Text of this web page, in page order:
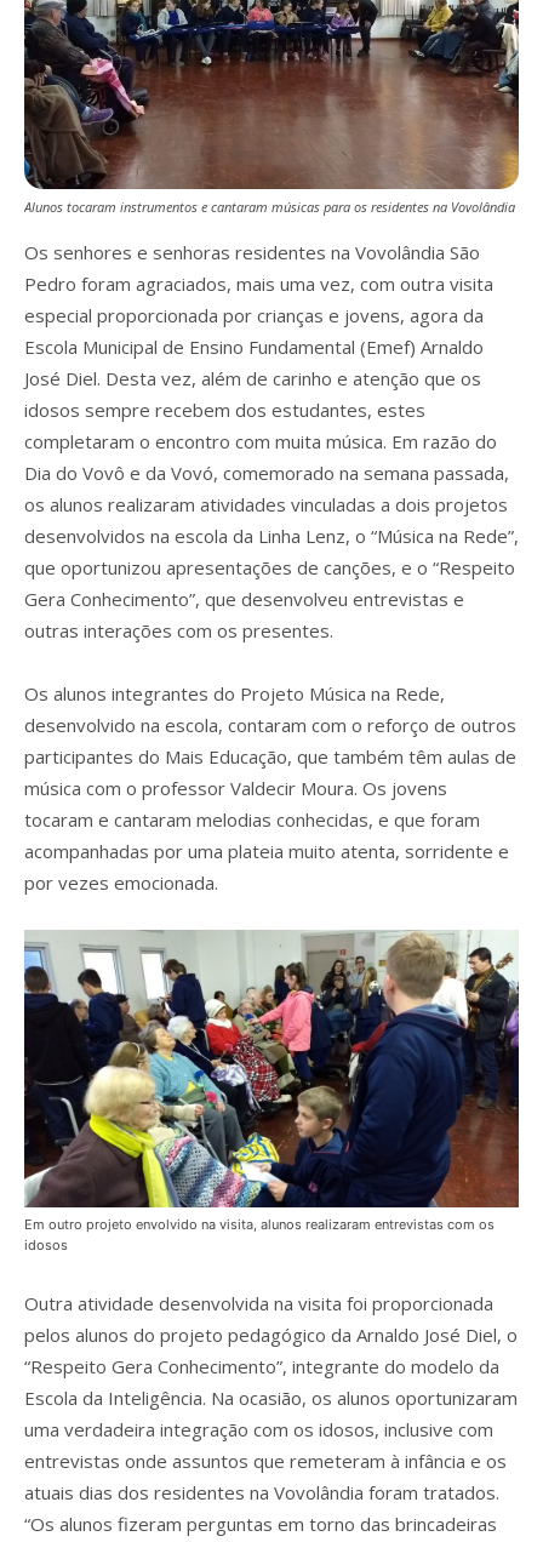
Alunos tocaram instrumentos e cantaram músicas para os residentes na Vovolândia
Os senhores e senhoras residentes na Vovolândia São
Pedro foram agraciados, mais uma vez, com outra visita
especial proporcionada por crianças e jovens, agora da
Escola Municipal de Ensino Fundamental (Emef) Arnaldo
José Diel. Desta vez, além de carinho e atenção que os
idosos sempre recebem dos estudantes, estes
completaram o encontro com muita música. Em razão do
Dia do Vovô e da Vovó, comemorado na semana passada,
os alunos realizaram atividades vinculadas a dois projetos
desenvolvidos na escola da Linha Lenz, o “Música na Rede”,
que oportunizou apresentações de canções, e o “Respeito
Gera Conhecimento”, que desenvolveu entrevistas e
outras interações com os presentes.
Os alunos integrantes do Projeto Música na Rede,
desenvolvido na escola, contaram com o reforço de outros
participantes do Mais Educação, que também têm aulas de
música com o professor Valdecir Moura. Os jovens
tocaram e cantaram melodias conhecidas, e que foram
acompanhadas por uma plateia muito atenta, sorridente e
por vezes emocionada.
Em outro projeto envolvido na visita, alunos realizaram entrevistas com os
idosos
Outra atividade desenvolvida na visita foi proporcionada
pelos alunos do projeto pedagógico da Arnaldo José Diel, o
“Respeito Gera Conhecimento”, integrante do modelo da
Escola da Inteligência. Na ocasião, os alunos oportunizaram
uma verdadeira integração com os idosos, inclusive com
entrevistas onde assuntos que remeteram à infância e os
atuais dias dos residentes na Vovolândia foram tratados.
“Os alunos fizeram perguntas em torno das brincadeiras